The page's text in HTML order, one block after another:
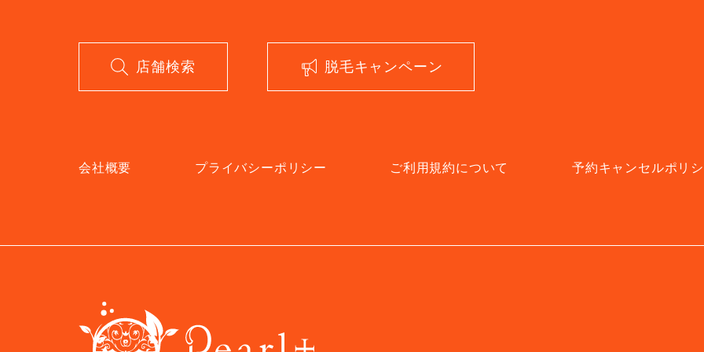
店舗検索 脱毛キャンペーン
会社概要 プライバシーポリシー ご利用規約について 予約キャンセルポリ